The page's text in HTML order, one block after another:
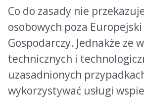
Co do zasady nie
osobowych poza
Gospodarczy. Jednakże ze
technicznych i
uzasadnionych
wykorzystywać usługi